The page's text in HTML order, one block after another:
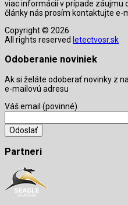
viac informácií v prípade záujmu
články nás prosím kontaktujte e-
Copyright © 2026
All rights reserved letectvosr.sk
Odoberanie noviniek
Ak si želáte odoberať novinky z
e-mailovú adresu
Váš email (povinné)
Partneri